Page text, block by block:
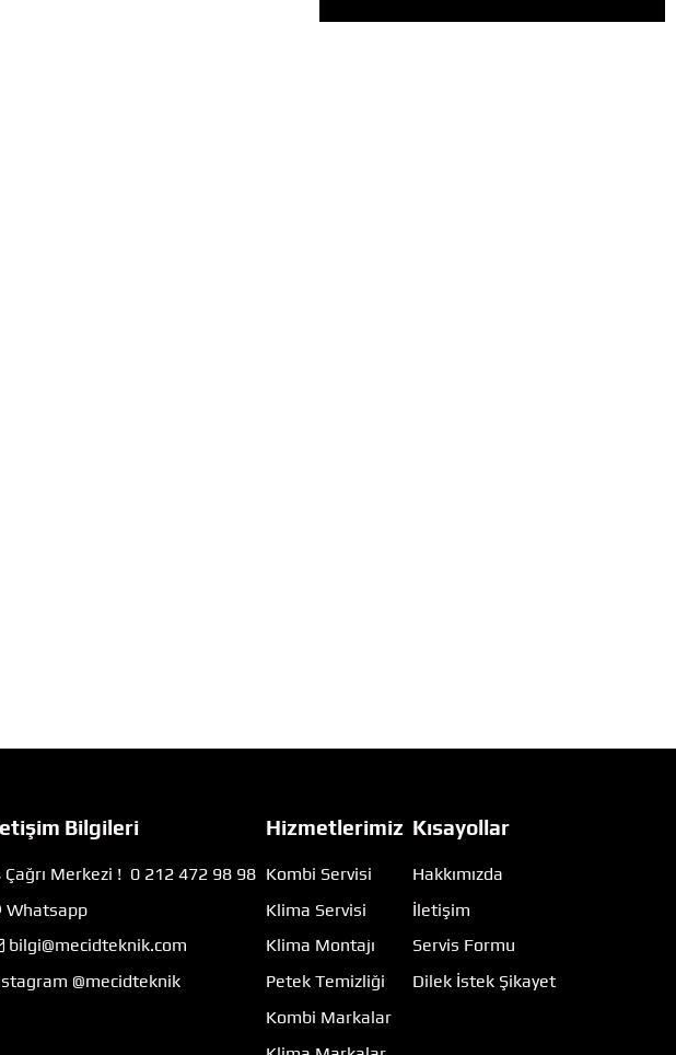
Bilgileri
Çağrı Merkezi ! 0 212 472 98 98
Whatsapp
bilgi@mecidteknik.com
@mecidteknik
Hizmetlerimiz
Kombi Servisi
Klima Servisi
Klima Montajı
Petek Temizliği
Kombi Markalar
Kısayollar
Hakkımızda
İletişim
Servis Formu
Dilek İstek Şikayet